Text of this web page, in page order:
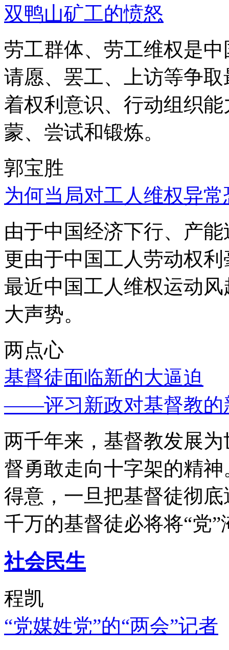
双鸭山矿工的愤怒
劳工群体、劳工维权是
请愿、罢工、上访等争
着权利意识、行动组织
蒙、尝试和锻炼。
郭宝胜
为何当局对工人维权异
由于中国经济下行、产
更由于中国工人劳动权
最近中国工人维权运动
大声势。
两点心
基督徒面临新的大逼迫
——评习新政对基督教的
两千年来，基督教发展
督勇敢走向十字架的精
得意，一旦把基督徒彻
千万的基督徒必将将“党”
社会民生
程凯
“党媒姓党”的“两会”记者